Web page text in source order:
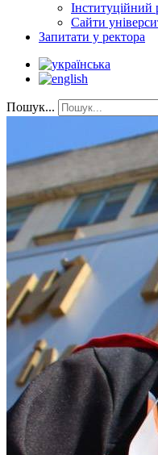
Інституційний
Сайти
Запитати у ректора
Пошук...